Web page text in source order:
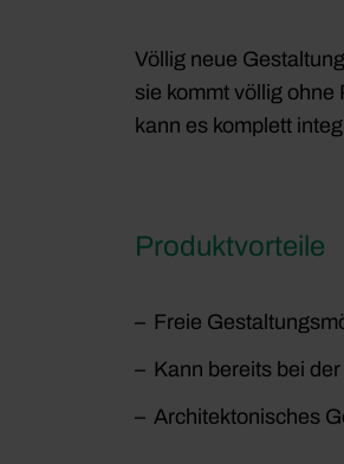
Völlig neue
sie kommt völlig
kann es komplett
Produktvorteile
Freie
Kann bereits bei
Architektonisches